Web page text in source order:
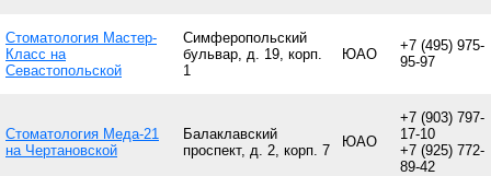
Стоматология Мастер-
Класс на
Севастопольской
Симферопольский
бульвар, д. 19, корп.
1
ЮАО
+7 (495) 975-
95-97
Стоматология Меда-21
на Чертановской
Балаклавский
проспект, д. 2, корп. 7
ЮАО
+7 (903) 797-
17-10
+7 (925) 772-
89-42